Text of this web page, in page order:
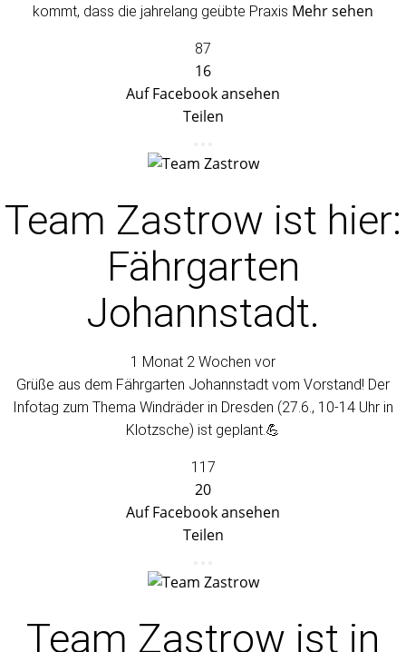
kommt, dass die jahrelang geübte Praxis Mehr sehen
87
16
Auf Facebook ansehen
Teilen
Team Zastrow ist hier:
Fährgarten
Johannstadt.
1 Monat 2 Wochen vor
Grüße aus dem Fährgarten Johannstadt vom Vorstand! Der
Infotag zum Thema Windräder in Dresden (27.6., 10-14 Uhr in
Klotzsche) ist geplant.💪
117
20
Auf Facebook ansehen
Teilen
Team Zastrow ist in